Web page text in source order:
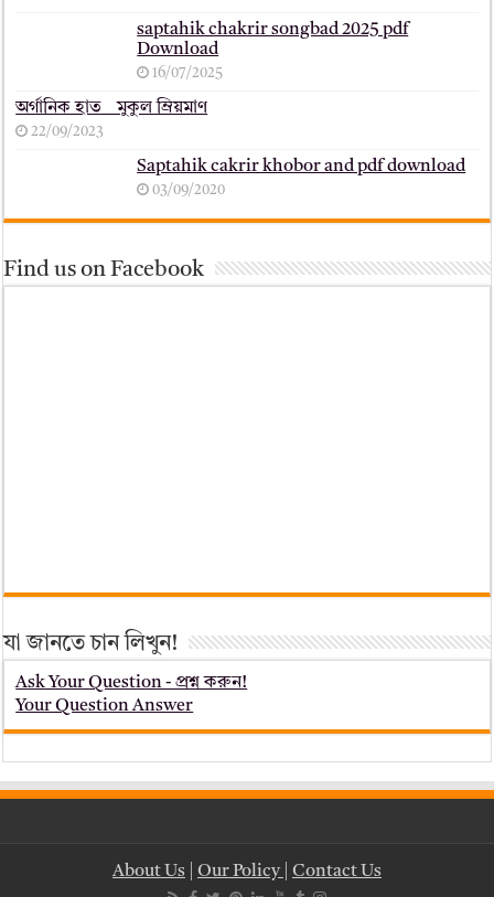
saptahik chakrir songbad 2025 pdf
Download
16/07/2025
অর্গানিক হাত _ মুকুল ম্রিয়মাণ
22/09/2023
Saptahik cakrir khobor and pdf download
03/09/2020
Find us on Facebook
যা জানতে চান লিখুন!
Ask Your Question - প্রশ্ন করুন!
Your Question Answer
About Us Our Policy Contact Us